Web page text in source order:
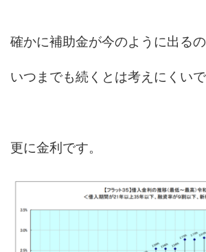
確かに補助金が今のように出る
いつまでも続くとは考えにくいで
更に金利です。